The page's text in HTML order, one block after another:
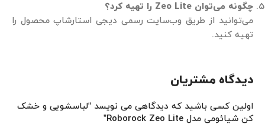
چگونه می‌توان
را تهیه کرد؟
می‌توانید از طریق وب‌سایت رسمی دیجی استارشاپ محصول را
تهیه کنید.
دیدگاه مشتریان
اولین کسی باشید که دیدگاهی می نویسد “لباسشویی و خشک
کن شیائومی مدل Roborock Zeo Lite”